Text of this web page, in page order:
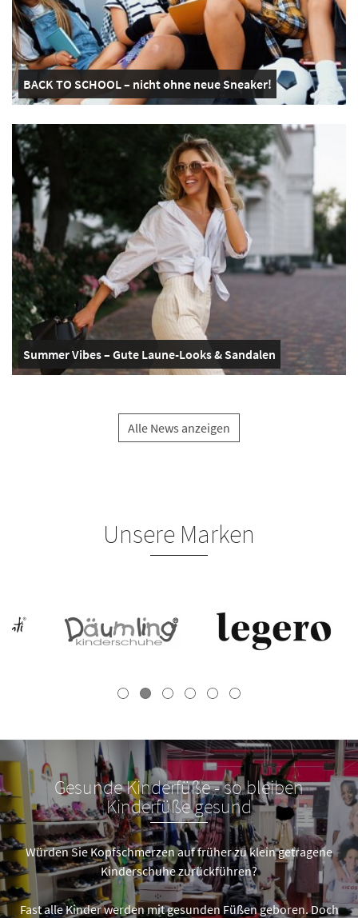
BACK TO SCHOOL – nicht ohne neue Sneaker!
Summer Vibes – Gute Laune-Looks & Sandalen
Alle News anzeigen
Unsere Marken
Gesunde Kinderfüße - so bleiben
Kinderfüße gesund
Würden Sie Kopfschmerzen auf früher zu klein getragene
Kinderschuhe zurückführen?
Fast alle Kinder werden mit gesunden Füßen geboren. Doch